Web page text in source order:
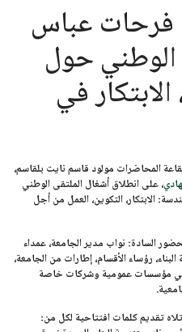
جامعة سطيف 1 فرحات عباس
حول
الابتكار في
المحاضرات مولود قاسم نايت بلقاسم،
، على انطلاق أشغال الملتقى الوطني
الابتكار، التكوين، العمل من أجل
السادة: نواب مدير الجامعة، عمداء
رؤساء الأقسام، إطارات من الجامعة،
مؤسسات عمومية وشركات خاصة
تلاه تقديم كلمات افتتاحية لكل من: